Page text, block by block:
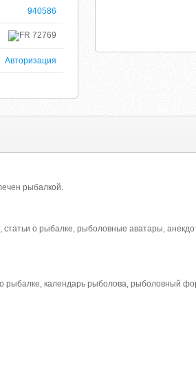
940586
72769
Авторизация
рыбалкой.
о рыбалке, рыболовные аватары,
рыбалке, календарь рыболова, рыболовный